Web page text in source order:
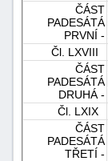
ČÁST
PADESÁTÁ
PRVNÍ -
Čl. LXVIII
ČÁST
PADESÁTÁ
DRUHÁ -
Čl. LXIX
ČÁST
PADESÁTÁ
TŘETÍ -